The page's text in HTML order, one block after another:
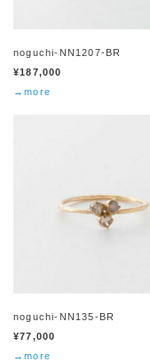
noguchi-NN1207-BR
¥187,000
→more
noguchi-NN135-BR
¥77,000
→more